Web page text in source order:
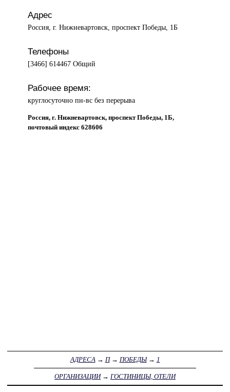
Адрес
Россия, г. Нижневартовск, проспект Победы, 1Б
Телефоны
[3466] 614467 Общий
Рабочее время:
круглосуточно пн-вс без перерыва
Россия, г. Нижневартовск, проспект Победы, 1Б,
почтовый индекс 628606
АДРЕСА→ П→ ПОБЕДЫ→ 1
ОРГАНИЗАЦИИ→ ГОСТИНИЦЫ, ОТЕЛИ